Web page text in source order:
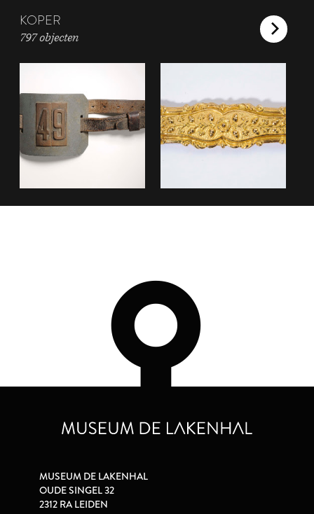
KOPER
797 objecten
MUSEUM DE LAKENHAL
OUDE SINGEL 32
2312 RA LEIDEN